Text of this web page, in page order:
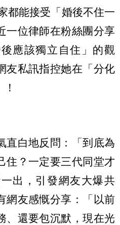
都能接受「婚後不住一
一位律師在粉絲團分享
應該獨立自住」的觀
友私訊指控她在「分化
直白地反問：「到底為
住？一定要三代同堂才
出，引發網友大爆共
網友感慨分享：「以前
、還要包沉默，現在光